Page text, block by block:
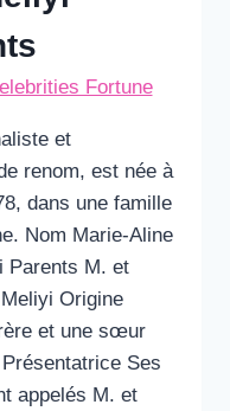
Fortune
et
renom, est née à
dans une famille
Nom Marie-Aline
Parents M. et
Origine
et une sœur
Ses
appelés M. et